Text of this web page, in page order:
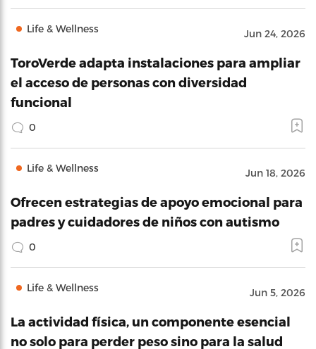
Life & Wellness Jun 24, 2026
ToroVerde adapta instalaciones para ampliar
el acceso de personas con diversidad
funcional
0
Life & Wellness Jun 18, 2026
Ofrecen estrategias de apoyo emocional para
padres y cuidadores de niños con autismo
0
Life & Wellness Jun 5, 2026
La actividad física, un componente esencial
no solo para perder peso sino para la salud